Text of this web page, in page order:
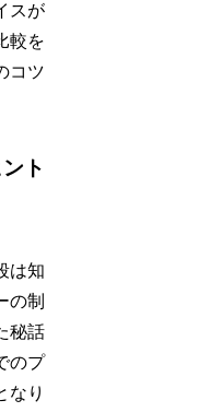
スが
較を
コツ
ト
は知
の制
秘話
のプ
なり